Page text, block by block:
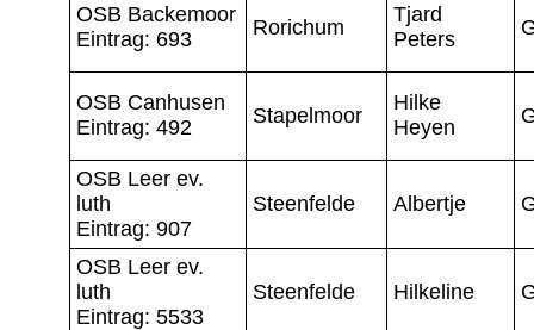
OSB Backemoor
Eintrag: 693
Rorichum
Tjard
Peters
OSB Canhusen
Eintrag: 492
Stapelmoor
Hilke
Heyen
OSB Leer ev.
luth
Eintrag: 907
Steenfelde Albertje
OSB Leer ev.
luth
Eintrag: 5533
Steenfelde Hilkeline